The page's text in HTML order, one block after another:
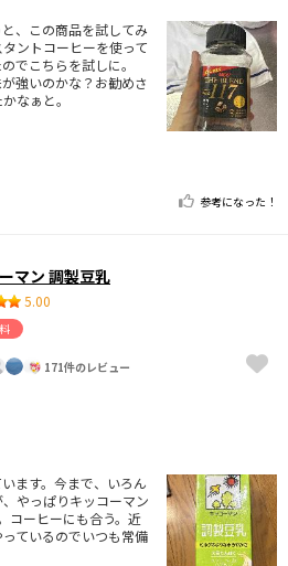
、この商品を試してみ
ントコーヒーを使って
でこちらを試しに。
強いのかな？お勧めさ
なぁと。
参考になった！
マン 調製豆乳
5.00
171件のレビュー
ます。今まで、いろん
やっぱりキッコーマン
コーヒーにも合う。近
ているのでいつも常備